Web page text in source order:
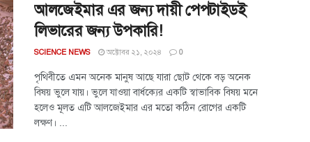
আলজেইমার এর জন্য দায়ী পেপটাইডই
লিভারের জন্য উপকারি!
SCIENCE NEWS অক্টোবর ২১, ২০২৪ 0
পৃথিবীতে এমন অনেক মানুষ আছে যারা ছোট থেকে বড় অনেক
বিষয় ভুলে যায়। ভুলে যাওয়া বার্ধক্যের একটি স্বাভাবিক বিষয় মনে
হলেও মূলত এটি আলজেইমার এর মতো কঠিন রোগের একটি
লক্ষণ। ...